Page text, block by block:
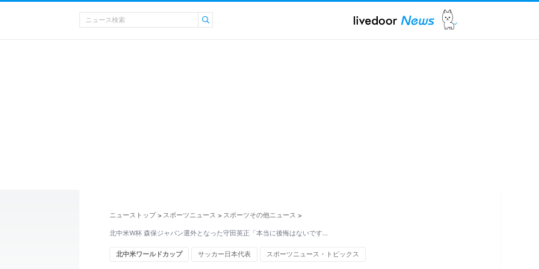
ニューストップ > スポーツニュース > スポーツその他ニュース >
北中米W杯 森保ジャパン選外となった守田英正「本当に後悔はないです…
北中米ワールドカップ サッカー日本代表 スポーツニュース・トピックス